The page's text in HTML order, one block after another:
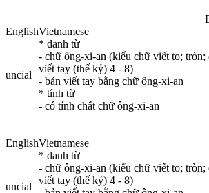
EnglishVietnamese
uncial
* danh từ
- chữ ông-xi-an (kiểu chữ viết to; tròn;
viết tay (thế kỷ) 4 - 8)
- bản viết tay bằng chữ ông-xi-an
* tính từ
- có tính chất chữ ông-xi-an
EnglishVietnamese
uncial
* danh từ
- chữ ông-xi-an (kiểu chữ viết to; tròn;
viết tay (thế kỷ) 4 - 8)